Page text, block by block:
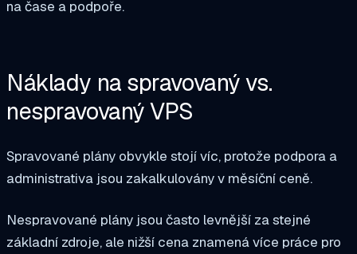
na čase a podpoře.
Náklady na spravovaný vs.
nespravovaný VPS
Spravované plány obvykle stojí víc, protože podpora a
administrativa jsou zakalkulovány v měsíční ceně.
Nespravované plány jsou často levnější za stejné
základní zdroje, ale nižší cena znamená více práce pro